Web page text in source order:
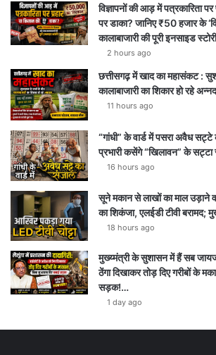
विज्ञापनों की आड़ में पत्रकारिता
पर डाका? जानिए ₹50 हजार के
कालाबाजारी की पूरी इनसाइड
2 hours ago
छत्तीसगढ़ में खाद का महासंकट :
कालाबाजारी का शिकार हो रहे
11 hours ago
“गांधी” के वार्ड में पसरा अवैध
प्रभारी कसेंगे “खिलावन” के
16 hours ago
सूने मकान से लाखों का माल उड़ाने
का शिकंजा, एलईडी टीवी बरामद;
18 hours ago
मुख्य्मंत्री के सुशासन में हैं सब
ठेंगा दिखाकर तोड़ दिए गरीबों के
सड़क!…
1 day ago